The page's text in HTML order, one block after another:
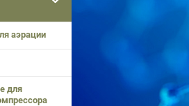
аэрации
для